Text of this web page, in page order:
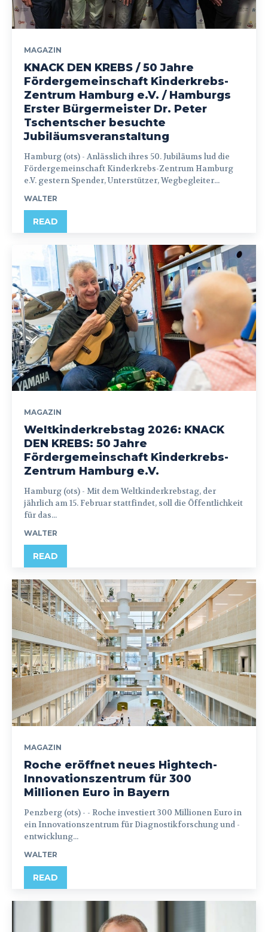
MAGAZIN
KNACK DEN KREBS / 50 Jahre
Fördergemeinschaft Kinderkrebs-
Zentrum Hamburg e.V. / Hamburgs
Erster Bürgermeister Dr. Peter
Tschentscher besuchte
Jubiläumsveranstaltung
Hamburg (ots) - Anlässlich ihres 50. Jubiläums lud die
Fördergemeinschaft Kinderkrebs-Zentrum Hamburg
e.V. gestern Spender, Unterstützer, Wegbegleiter...
WALTER
READ
MAGAZIN
Weltkinderkrebstag 2026: KNACK
DEN KREBS: 50 Jahre
Fördergemeinschaft Kinderkrebs-
Zentrum Hamburg e.V.
Hamburg (ots) - Mit dem Weltkinderkrebstag, der
jährlich am 15. Februar stattfindet, soll die Öffentlichkeit
für das...
WALTER
READ
MAGAZIN
Roche eröffnet neues Hightech-
Innovationszentrum für 300
Millionen Euro in Bayern
Penzberg (ots) - - Roche investiert 300 Millionen Euro in
ein Innovationszentrum für Diagnostikforschung und -
entwicklung...
WALTER
READ